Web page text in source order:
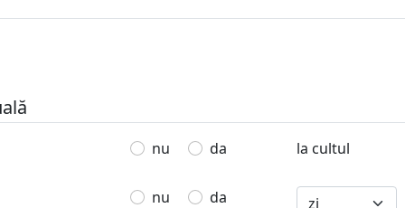
nu da la cultul
nu da